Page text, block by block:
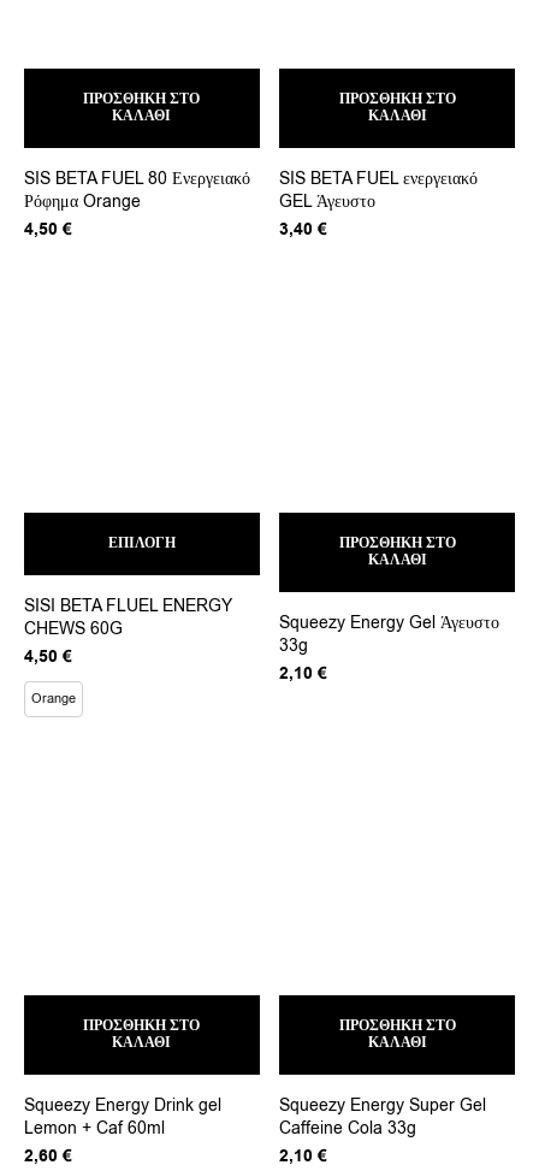
ΠΡΟΣΘΉΚΗ ΣΤΟ
ΚΑΛΆΘΙ
SIS BETA FUEL 80 Ενεργειακό
Ρόφημα Orange
4,50 €
ΠΡΟΣΘΉΚΗ ΣΤΟ
ΚΑΛΆΘΙ
SIS BETA FUEL ενεργειακό
GEL Άγευστο
3,40€
ΕΠΙΛΟΓΉ
παραλλαγές.
επιλογές
SISI BETA FLUEL ENERGY
CHEWS 60G
4,50 €
Orange
ΠΡΟΣΘΉΚΗ ΣΤΟ
ΚΑΛΆΘΙ
Squeezy Energy Gel Άγευστο
33g
2,10€
ΠΡΟΣΘΉΚΗ ΣΤΟ
ΚΑΛΆΘΙ
Squeezy Energy Drink gel
Lemon + Caf 60ml
2,60 €
ΠΡΟΣΘΉΚΗ ΣΤΟ
ΚΑΛΆΘΙ
Squeezy Energy Super Gel
Caffeine Cola 33g
2,10€